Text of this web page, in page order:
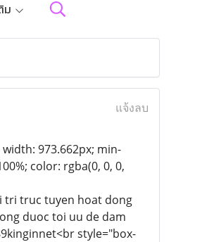
ม
แจ้งลบ
973.662px; min-
color: rgba(0, 0, 0,
tri truc tuyen hoat dong
duoc toi uu de dam
style="box-